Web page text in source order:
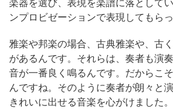
ンプロビゼーションで表現してもら
雅楽や邦楽の場合、古典雅楽や、古
があるんです。それらは、奏者も演
音が一番良く鳴るんです。だからこ
んですね。そのように奏者が朗々と
きれいに出せる音楽を心がけました。